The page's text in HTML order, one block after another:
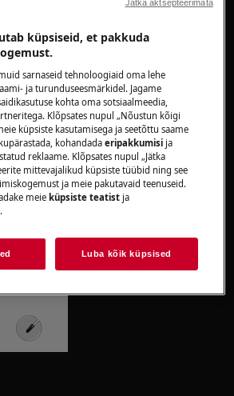
või
remondil võivad olla ohutuse
ei tehta õigesti
ukse käepidet
kruvikeeraja
küpsiseid, et pakkuda
sarnaseid tehnoloogiaid oma lehe
ja turunduseesmärkidel. Jagame
kohta oma sotsiaalmeedia,
Klõpsates nupul „Nõustun kõigi
küpsiste kasutamisega ja seetõttu saame
kohandadaeripakkumisi ja
reklaame. Klõpsates nupul „Jätka
mittevajalikud küpsiste tüübid ning see
ja meie pakutavaid teenuseid.
meieküpsiste teatist ja
.
Luba kõik küpsised
Jätka aktsepteerimata